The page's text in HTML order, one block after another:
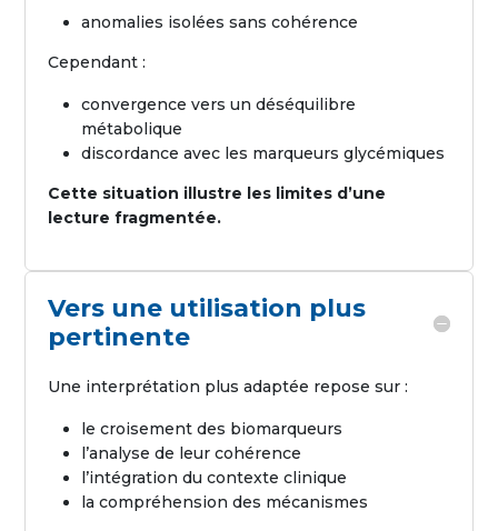
anomalies isolées sans cohérence
Cependant :
convergence vers un déséquilibre
métabolique
discordance avec les marqueurs glycémiques
Cette situation illustre les limites d’une
lecture fragmentée.
Vers une utilisation plus
pertinente
Une interprétation plus adaptée repose sur :
le croisement des biomarqueurs
l’analyse de leur cohérence
l’intégration du contexte clinique
la compréhension des mécanismes